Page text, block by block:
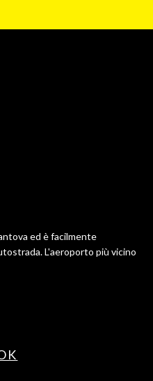
ed è facilmente
L'aeroporto più vicino